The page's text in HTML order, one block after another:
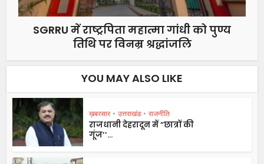
SGRRU में राष्ट्रपिता महात्मा गांधी को पुण्य
तिथि पर विनम्र श्रद्धांजलि
YOU MAY ALSO LIKE
ख़बरसार • उत्तराखंड • राजनीति
राजधानी देहरादून में ”छात्रों की
गूंज’’...